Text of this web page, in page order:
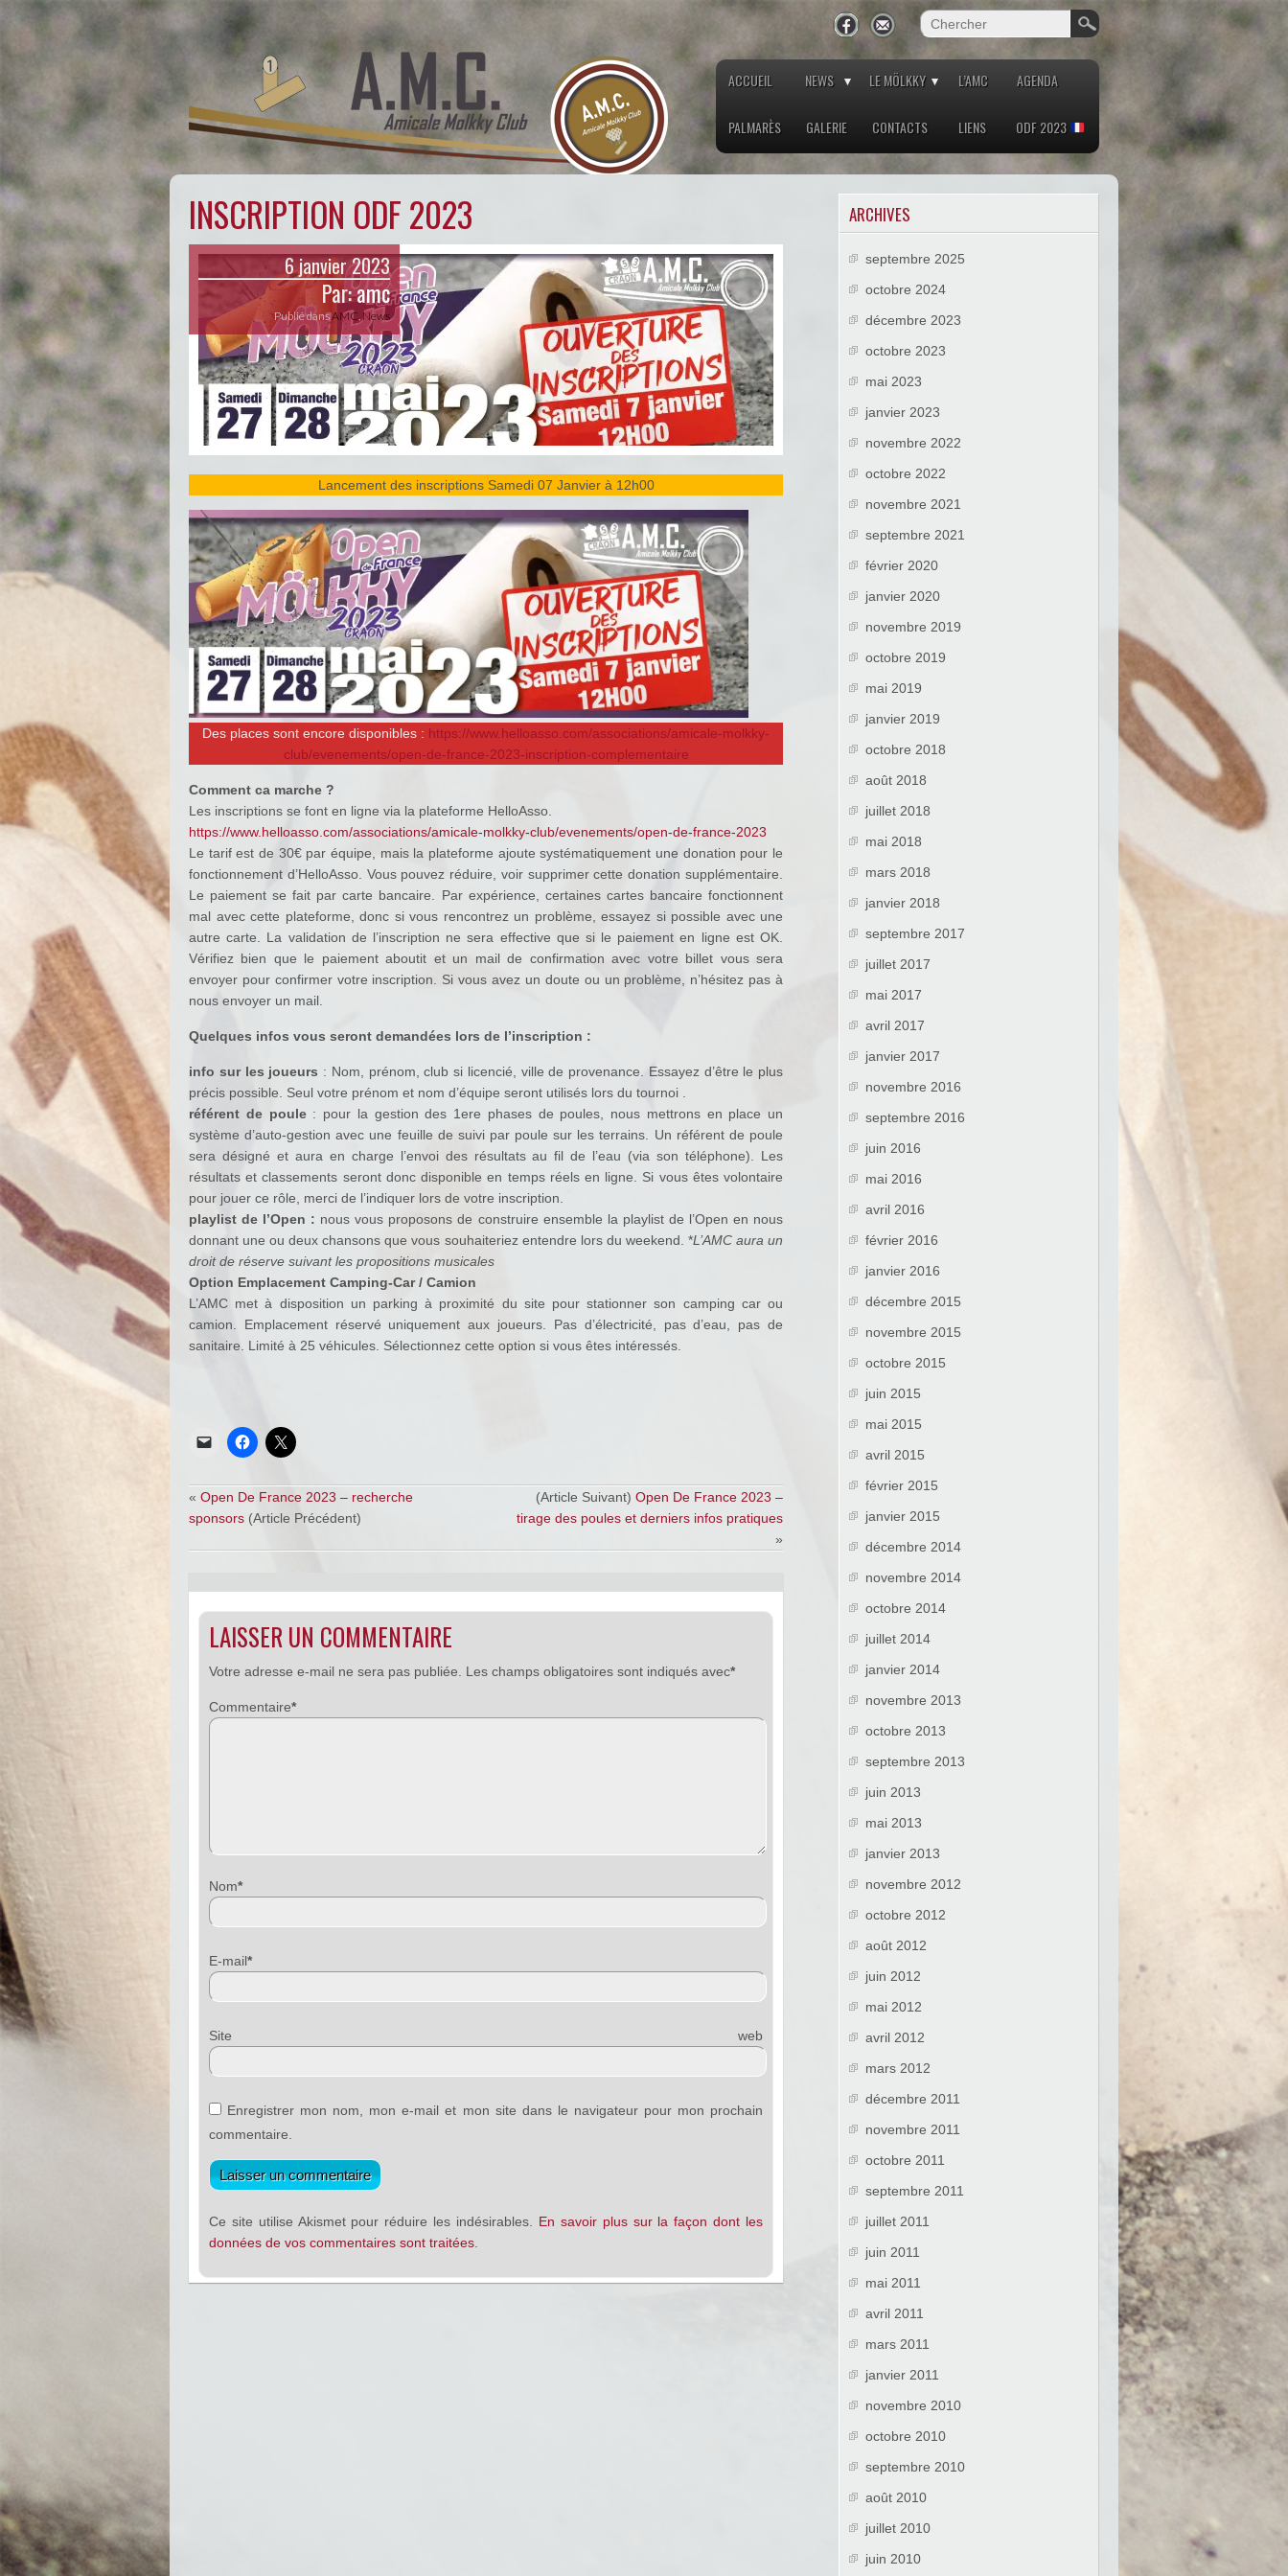
ACCUEIL NEWS LE MÖLKKY L’AMC AGENDA
PALMARÈS GALERIE CONTACTS LIENS ODF 2023
INSCRIPTION ODF 2023
6 janvier 2023
Par:amc
Publié dansAMC,News
Lancement des inscriptions Samedi 07 Janvier à 12h00
Des places sont encore disponibles : https://www.helloasso.com/associations/amicale-molkky-
club/evenements/open-de-france-2023-inscription-complementaire
Comment ca marche ?
Les inscriptions se font en ligne via la plateforme HelloAsso.
https://www.helloasso.com/associations/amicale-molkky-club/evenements/open-de-france-2023
Le tarif est de 30€ par équipe, mais la plateforme ajoute systématiquement une donation pour le
fonctionnement d’HelloAsso. Vous pouvez réduire, voir supprimer cette donation supplémentaire.
Le paiement se fait par carte bancaire. Par expérience, certaines cartes bancaire fonctionnent
mal avec cette plateforme, donc si vous rencontrez un problème, essayez si possible avec une
autre carte. La validation de l’inscription ne sera effective que si le paiement en ligne est OK.
Vérifiez bien que le paiement aboutit et un mail de confirmation avec votre billet vous sera
envoyer pour confirmer votre inscription. Si vous avez un doute ou un problème, n’hésitez pas à
nous envoyer un mail.
Quelques infos vous seront demandées lors de l’inscription :
info sur les joueurs : Nom, prénom, club si licencié, ville de provenance. Essayez d’être le plus
précis possible. Seul votre prénom et nom d’équipe seront utilisés lors du tournoi .
référent de poule: pour la gestion des 1ere phases de poules, nous mettrons en place un
système d’auto-gestion avec une feuille de suivi par poule sur les terrains. Un référent de poule
sera désigné et aura en charge l’envoi des résultats au fil de l’eau (via son téléphone). Les
résultats et classements seront donc disponible en temps réels en ligne. Si vous êtes volontaire
pour jouer ce rôle, merci de l’indiquer lors de votre inscription.
playlist de l’Open : nous vous proposons de construire ensemble la playlist de l’Open en nous
donnant une ou deux chansons que vous souhaiteriez entendre lors du weekend. *L’AMC aura un
droit de réserve suivant les propositions musicales
Option Emplacement Camping-Car / Camion
L’AMC met à disposition un parking à proximité du site pour stationner son camping car ou
camion. Emplacement réservé uniquement aux joueurs. Pas d’électricité, pas d’eau, pas de
sanitaire. Limité à 25 véhicules. Sélectionnez cette option si vous êtes intéressés.
« Open De France 2023 – recherche
sponsors (Article Précédent)
(Article Suivant) Open De France 2023 –
tirage des poules et derniers infos pratiques
»
LAISSER UN COMMENTAIRE
Votre adresse e-mail ne sera pas publiée. Les champs obligatoires sont indiqués avec*
Commentaire*
Nom*
E-mail*
Site web
Enregistrer mon nom, mon e-mail et mon site dans le navigateur pour mon prochain
commentaire.
Ce site utilise Akismet pour réduire les indésirables. En savoir plus sur la façon dont les
données de vos commentaires sont traitées
ARCHIVES
septembre 2025
octobre 2024
décembre 2023
octobre 2023
mai 2023
janvier 2023
novembre 2022
octobre 2022
novembre 2021
septembre 2021
février 2020
janvier 2020
novembre 2019
octobre 2019
mai 2019
janvier 2019
octobre 2018
août 2018
juillet 2018
mai 2018
mars 2018
janvier 2018
septembre 2017
juillet 2017
mai 2017
avril 2017
janvier 2017
novembre 2016
septembre 2016
juin 2016
mai 2016
avril 2016
février 2016
janvier 2016
décembre 2015
novembre 2015
octobre 2015
juin 2015
mai 2015
avril 2015
février 2015
janvier 2015
décembre 2014
novembre 2014
octobre 2014
juillet 2014
janvier 2014
novembre 2013
octobre 2013
septembre 2013
juin 2013
mai 2013
janvier 2013
novembre 2012
octobre 2012
août 2012
juin 2012
mai 2012
avril 2012
mars 2012
décembre 2011
novembre 2011
octobre 2011
septembre 2011
juillet 2011
juin 2011
mai 2011
avril 2011
mars 2011
janvier 2011
novembre 2010
octobre 2010
septembre 2010
août 2010
juillet 2010
juin 2010